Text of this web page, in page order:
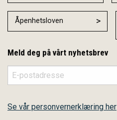
Åpenhetsloven
Meld deg på vårt nyhetsbrev
Se vår personvernerklæring her